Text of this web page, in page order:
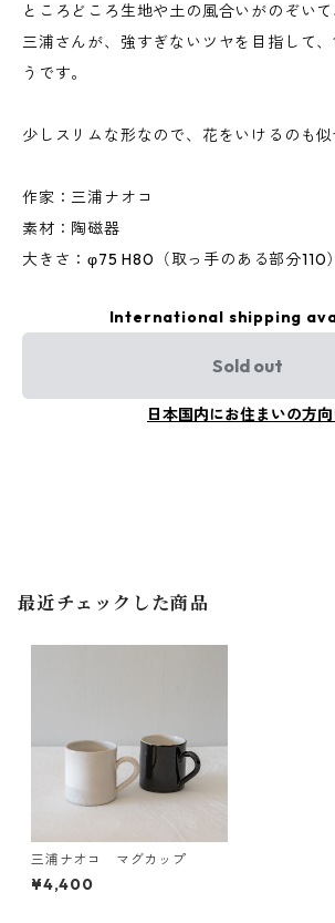
ところどころ生地や土の風合いがのぞいて
三浦さんが、強すぎないツヤを目指して
うです。
少しスリムな形なので、花をいけるのも似
作家：三浦ナオコ
素材：陶磁器
大きさ：φ75 H80（取っ手のある部分110）
International shipping
Sold out
日本国内にお住まいの方
最近チェックした商品
三浦ナオコ マグカップ
¥4,400